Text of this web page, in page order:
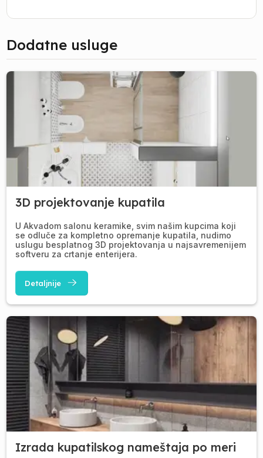
Dodatne usluge
3D projektovanje kupatila
U Akvadom salonu keramike, svim našim kupcima koji
se odluče za kompletno opremanje kupatila, nudimo
uslugu besplatnog 3D projektovanja u najsavremenijem
softveru za crtanje enterijera.
Detaljnije
Izrada kupatilskog nameštaja po meri